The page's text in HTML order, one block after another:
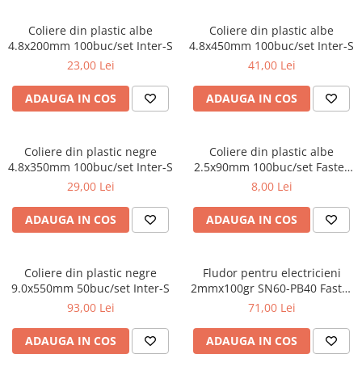
carton
Discuri pentru taiere si slefuire
Discuri pentru ferastrau circular
Discuri pentru taiere si polizare
metal
Discuri smirghel cu velcro
Taiere umeda si uscata
Distantieri cruce, tip T si penite
Distantieri pentru nivelare
Echipamente pentru protectie
Alte echipamente de protectie
Coliere din plastic albe
4.8x200mm 100buc/set Inter-S
23,00 Lei
ADAUGA IN COS
Coliere din plastic albe
4.8x450mm 100buc/set Inter-S
41,00 Lei
ADAUGA IN COS
Coliere din plastic negre
4.8x350mm 100buc/set Inter-S
29,00 Lei
ADAUGA IN COS
Coliere din plastic albe
2.5x90mm 100buc/set Faster
Tools
8,00 Lei
ADAUGA IN COS
Coliere din plastic negre
9.0x550mm 50buc/set Inter-S
93,00 Lei
ADAUGA IN COS
Fludor pentru electricieni
2mmx100gr SN60-PB40 Faster
Tools
71,00 Lei
ADAUGA IN COS